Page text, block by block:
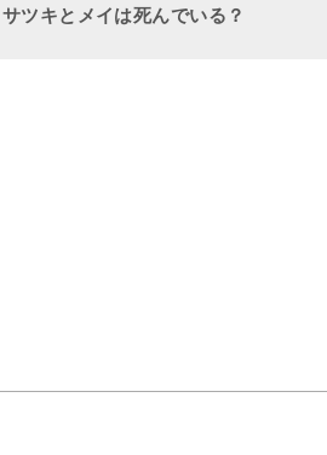
ツキとメイは死んでいる？